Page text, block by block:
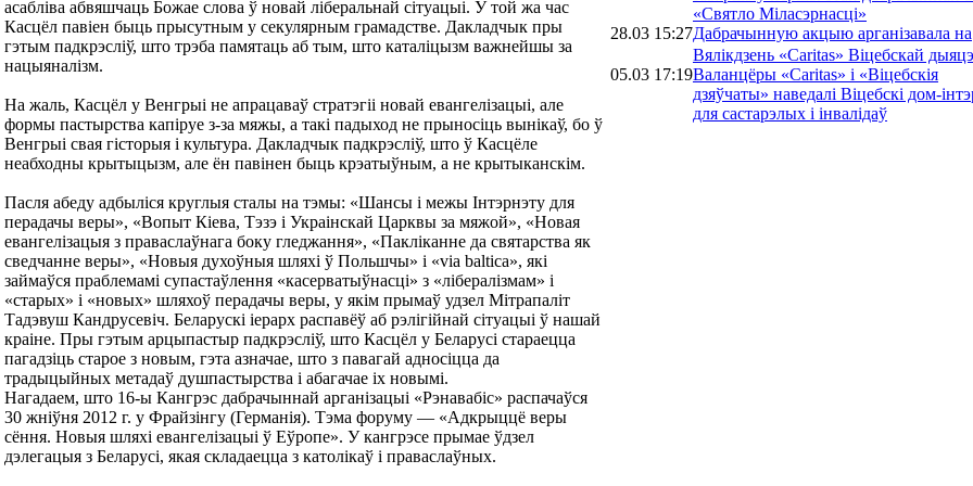
асабліва абвяшчаць Божае слова ў новай ліберальнай сітуацыі. У той жа час
Касцёл павіен быць прысутным у секулярным грамадстве. Дакладчык пры
гэтым падкрэсліў, што трэба памятаць аб тым, што каталіцызм важнейшы за
нацыяналізм.
На жаль, Касцёл у Венгрыі не апрацаваў стратэгіі новай евангелізацыі, але
формы пастырства капіруе з-за мяжы, а такі падыход не прыносіць вынікаў, бо ў
Венгрыі свая гісторыя і культура. Дакладчык падкрэсліў, што ў Касцёле
неабходны крытыцызм, але ён павінен быць крэатыўным, а не крытыканскім.
Пасля абеду адбыліся круглыя сталы на тэмы: «Шансы і межы Інтэрнэту для
перадачы веры», «Вопыт Кіева, Тэзэ і Украінскай Царквы за мяжой», «Новая
евангелізацыя з праваслаўнага боку гледжання», «Пакліканне да святарства як
сведчанне веры», «Новыя духоўныя шляхі ў Польшчы» і «via baltica», які
займаўся праблемамі супастаўлення «касерватыўнасці» з «лібералізмам» і
«старых» і «новых» шляхоў перадачы веры, у якім прымаў удзел Мітрапаліт
Тадэвуш Кандрусевіч. Беларускі іерарх распавёў аб рэлігійнай сітуацыі ў нашай
краіне. Пры гэтым арцыпастыр падкрэсліў, што Касцёл у Беларусі стараецца
пагадзіць старое з новым, гэта азначае, што з павагай адносіцца да
традыцыйных метадаў душпастырства і абагачае іх новымі.
Нагадаем, што 16-ы Кангрэс дабрачыннай арганізацыі «Рэнавабіс» распачаўся
30 жніўня 2012 г. у Фрайзінгу (Германія). Тэма форуму — «Адкрыццё веры
сёння. Новыя шляхі евангелізацыі ў Еўропе». У кангрэсе прымае ўдзел
дэлегацыя з Беларусі, якая складаецца з католікаў і праваслаўных.
«Святло Міласэрнасці»
28.03 15:27Дабрачынную акцыю арганізавала на
Вялікдзень «Caritas» Віцебскай
05.03 17:19Валанцёры «Caritas» і «Віцебскія
дзяўчаты» наведалі Віцебскі дом-
для састарэлых і інвалідаў